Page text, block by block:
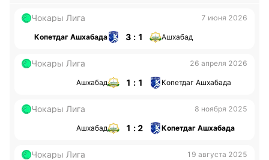
Чокары Лига 7 июня 2026
Копетдаг Ашхабада 3 : 1 Ашхабад
Чокары Лига 26 апреля 2026
Ашхабад 1 : 1 Копетдаг Ашхабада
Чокары Лига 8 ноября 2025
Ашхабад 1 : 2 Копетдаг Ашхабада
Чокары Лига 19 августа 2025